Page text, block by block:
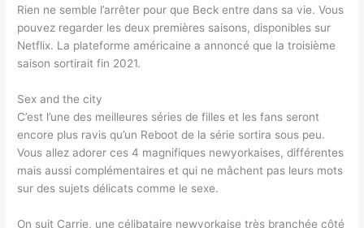
Rien ne semble l’arrêter pour que Beck entre dans sa vie. Vous
pouvez regarder les deux premières saisons, disponibles sur
Netflix. La plateforme américaine a annoncé que la troisième
saison sortirait fin 2021.
Sex and the city
C’est l’une des meilleures séries de filles et les fans seront
encore plus ravis qu’un Reboot de la série sortira sous peu.
Vous allez adorer ces 4 magnifiques newyorkaises, différentes
mais aussi complémentaires et qui ne mâchent pas leurs mots
sur des sujets délicats comme le sexe.
On suit Carrie, une célibataire newyorkaise très branchée côté